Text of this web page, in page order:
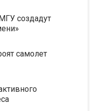
создадут
самолет